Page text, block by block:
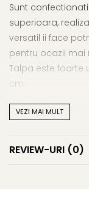
Sunt
superioara,
versatil ii face
pentru ocazii mai
Talpa este foarte
cm.
antibacterian, de
element modern
VEZI MAI MULT
REVIEW-URI (0)